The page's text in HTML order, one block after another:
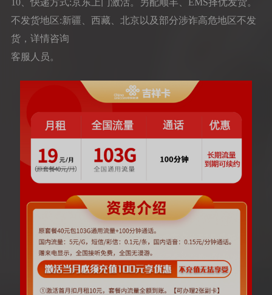
10、快递方式:京东上门激活。另配顺丰、EMS择优发货。
不发货地区:新疆、西藏、北京以及部分涉诈高危地区不发
货，详情咨询
客服人员。